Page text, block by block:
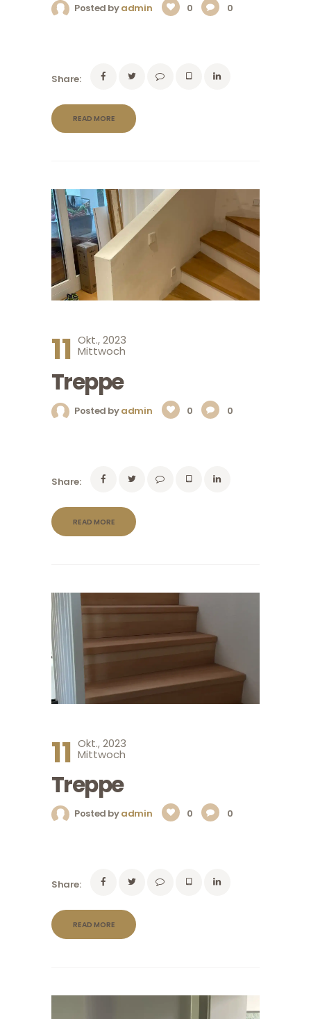
Posted byadmin 0 0
Share:
READ MORE
11 Okt., 2023
Mittwoch
Treppe
Posted byadmin 0 0
Share:
READ MORE
11 Okt., 2023
Mittwoch
Treppe
Posted byadmin 0 0
Share:
READ MORE